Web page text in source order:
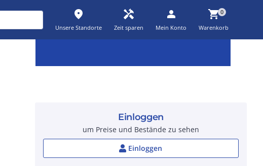
place
Unsere Standorte
handyman
Zeit sparen
person
Mein Konto
shopping_cart0
Warenkorb
Einloggen
um Preise und Bestände zu sehen
Einloggen